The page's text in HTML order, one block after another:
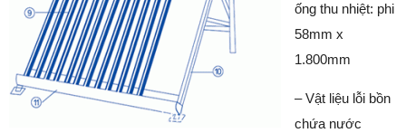
ống thu nhiệt: phi
58mm x
1.800mm
– Vật liệu lỗi bồn
chứa nước